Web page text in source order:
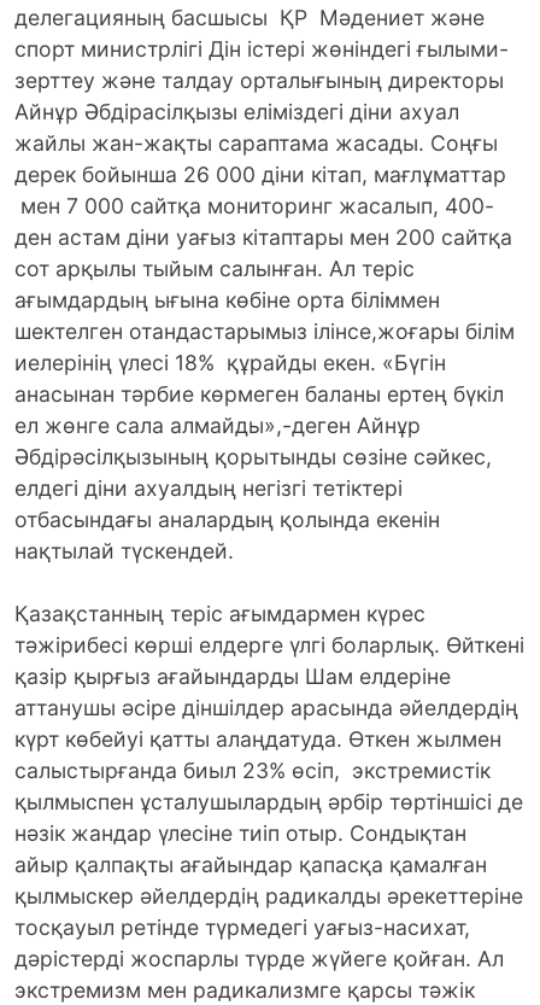
делегацияның басшысы ҚР Мәдениет және
спорт министрлігі Дін істері жөніндегі ғылыми-
зерттеу және талдау орталығының директоры
Айнұр Әбдірасілқызы еліміздегі діни ахуал
жайлы жан-жақты сараптама жасады. Соңғы
дерек бойынша 26 000 діни кітап, мағлұматтар
мен 7 000 сайтқа мониторинг жасалып, 400-
ден астам діни уағыз кітаптары мен 200 сайтқа
сот арқылы тыйым салынған. Ал теріс
ағымдардың ығына көбіне орта біліммен
шектелген отандастарымыз ілінсе,жоғары білім
иелерінің үлесі 18% құрайды екен. «Бүгін
анасынан тәрбие көрмеген баланы ертең бүкіл
ел жөнге сала алмайды»,-деген Айнұр
Әбдірәсілқызының қорытынды сөзіне сәйкес,
елдегі діни ахуалдың негізгі тетіктері
отбасындағы аналардың қолында екенін
нақтылай түскендей.
Қазақстанның теріс ағымдармен күрес
тәжірибесі көрші елдерге үлгі боларлық. Өйткені
қазір қырғыз ағайындарды Шам елдеріне
аттанушы әсіре діншілдер арасында әйелдердің
күрт көбейуі қатты алаңдатуда. Өткен жылмен
салыстырғанда биыл 23% өсіп, экстремистік
қылмыспен ұсталушылардың әрбір төртіншісі де
нәзік жандар үлесіне тиіп отыр. Сондықтан
айыр қалпақты ағайындар қапасқа қамалған
қылмыскер әйелдердің радикалды әрекеттеріне
тосқауыл ретінде түрмедегі уағыз-насихат,
дәрістерді жоспарлы түрде жүйеге қойған. Ал
экстремизм мен радикализмге қарсы тәжік